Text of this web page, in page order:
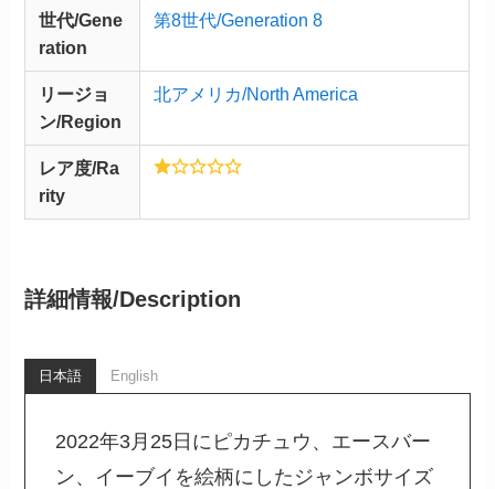
世代/Gene
ration
第8世代/Generation 8
リージョ
ン/Region
北アメリカ/North America
レア度/Ra
rity
詳細情報/Description
日本語 English
2022年3月25日にピカチュウ、エースバー
ン、イーブイを絵柄にしたジャンボサイズ